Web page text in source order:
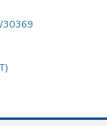
30369